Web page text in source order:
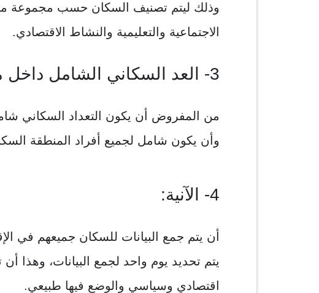
وذلك ليتم تصنيف السكان حسب مجموعة
الاجتماعية والتعليمية والنشاط الاقتصادي.
3- العد السكاني الشامل داخل منطقة جغرافية محددة:
من المفروض أن يكون التعداد السكاني
وأن يكون شامل لجميع أفراد المنطقة
4- الآنية:
أن يتم جمع البيانات للسكان جميعهم في
يتم تحديد يوم واحد لجمع البيانات، وهذا
اقتصادي وسياسي والوضع فيها طبيعي.